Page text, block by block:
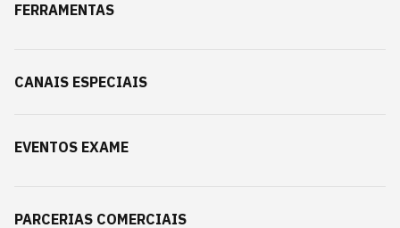
FERRAMENTAS
CANAIS ESPECIAIS
EVENTOS EXAME
PARCERIAS COMERCIAIS